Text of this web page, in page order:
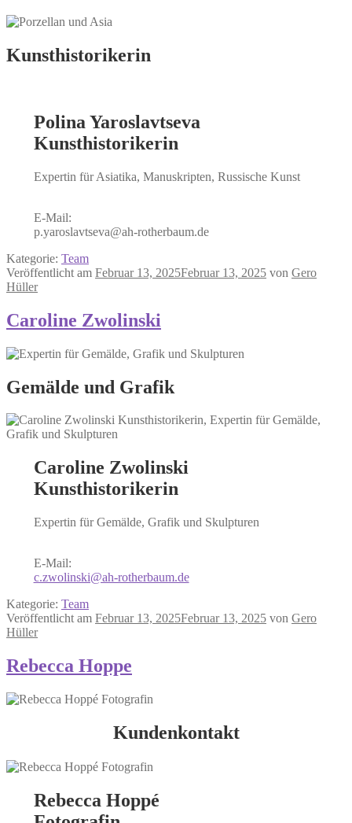
Kunsthistorikerin
Polina Yaroslavtseva
Kunsthistorikerin
Expertin für Asiatika, Manuskripten, Russische Kunst
E-Mail:
p.yaroslavtseva@ah-rotherbaum.de
Kategorie: Team
Veröffentlicht am Februar 13, 2025Februar 13, 2025 von Gero
Hüller
Caroline Zwolinski
Gemälde und Grafik
Caroline Zwolinski
Kunsthistorikerin
Expertin für Gemälde, Grafik und Skulpturen
E-Mail:
c.zwolinski@ah-rotherbaum.de
Kategorie: Team
Veröffentlicht am Februar 13, 2025Februar 13, 2025 von Gero
Hüller
Rebecca Hoppe
Kundenkontakt
Rebecca Hoppé